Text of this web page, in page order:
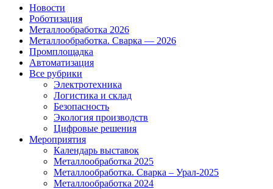
Новости
Роботизация
Металлообработка 2026
Металлообработка. Сварка — 2026
Промплощадка
Автоматизация
Все рубрики
Электротехника
Логистика и склад
Безопасность
Экология производств
Цифровые решения
Мероприятия
Календарь выставок
Металлообработка 2025
Металлообработка. Сварка – Урал-2025
Металлообработка 2024